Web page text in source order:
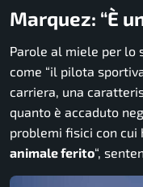
Marquez: “È
Parole al miele per lo
come “il pilota
carriera, una
quanto è accaduto
problemi fisici con cui
animale ferito“,